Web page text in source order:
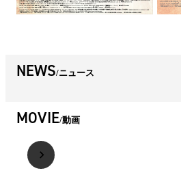
NEWS ニュース
MOVIE 動画